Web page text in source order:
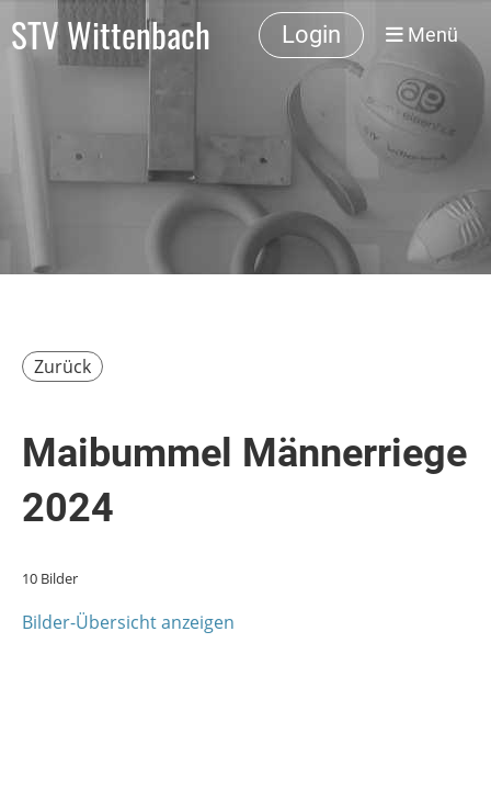
STV Wittenbach Login Menü
Zurück
Maibummel Männerriege
2024
10 Bilder
Bilder-Übersicht anzeigen